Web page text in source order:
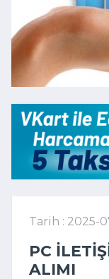
Tarih : 2025-
PC
ALIMI